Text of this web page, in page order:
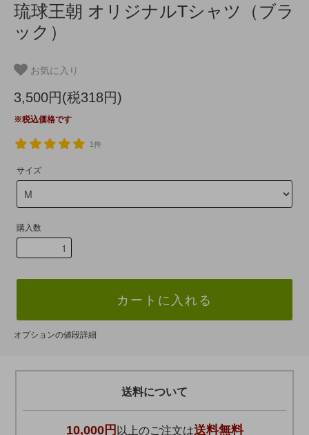
琉球王朝 オリジナルTシャツ（ブラ
ック）
お気に入り
3,500円(税318円)
※税込価格です
1件
サイズ
購入数
カートに入れる
オプションの値段詳細
送料について
10,000円 以上のご注文は送料無料